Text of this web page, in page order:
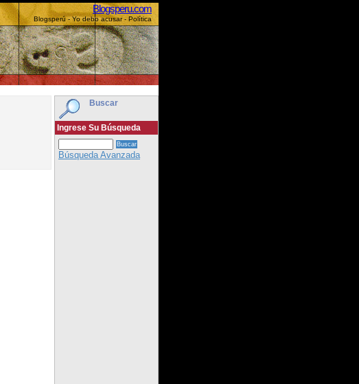
Blogsperu.com
Blogsperú - Yo debo acusar - Política
Buscar
Ingrese Su Búsqueda
Búsqueda Avanzada